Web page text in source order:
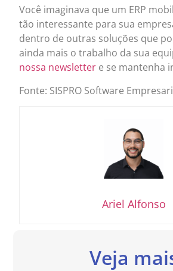
Você imaginava que um ERP
tão interessante para sua
dentro de outras soluções que
ainda mais o trabalho da sua
nossa newsletter e se mantenha
Fonte: SISPRO Software
Ariel Alfonso
Veja